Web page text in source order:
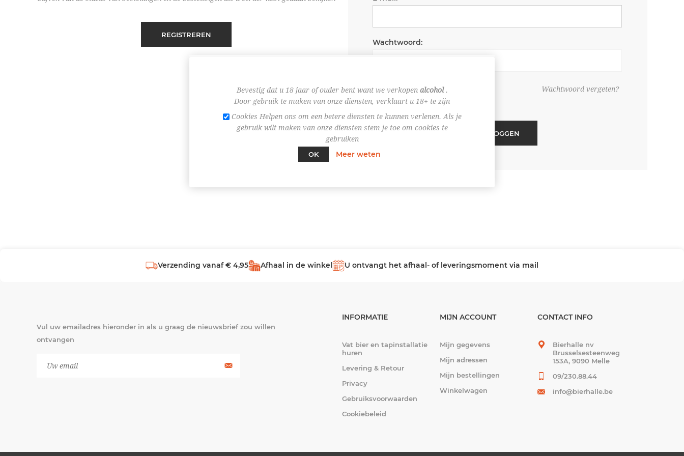
REGISTREREN
Wachtwoord:
Wachtwoord onthouden Wachtwoord vergeten?
INLOGGEN
Verzending vanaf € 4,95 Afhaal in de winkel U ontvangt het afhaal- of leveringsmoment via mail
Vul uw emailadres hieronder in als u graag de nieuwsbrief zou willen
ontvangen
INFORMATIE
Vat bier en tapinstallatie
huren
Levering & Retour
Privacy
Gebruiksvoorwaarden
Cookiebeleid
MIJN ACCOUNT
Mijn gegevens
Mijn adressen
Mijn bestellingen
Winkelwagen
CONTACT INFO
Bierhalle nv
Brusselsesteenweg
153A, 9090 Melle
09/230.88.44
info@bierhalle.be
Bevestig dat u 18 jaar of ouder bent want we verkopen alcohol.
Door gebruik te maken van onze diensten, verklaart u 18+ te zijn
Cookies Helpen ons om een betere diensten te kunnen verlenen. Als je
gebruik wilt maken van onze diensten stem je toe om cookies te
gebruiken
OK
Meer weten